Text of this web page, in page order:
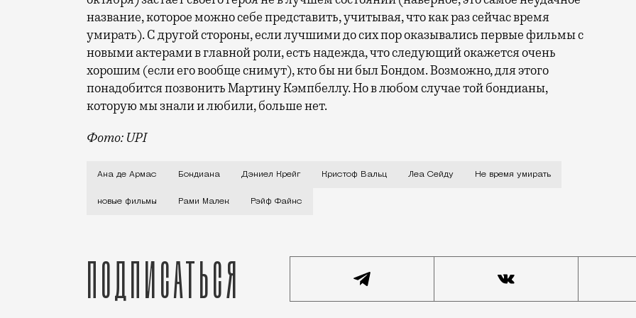
название, которое можно себе представить, учитывая, что как раз сейчас время
умирать). С другой стороны, если лучшими до сих пор оказывались первые фильмы с
новыми актерами в главной роли, есть надежда, что следующий окажется очень
хорошим (если его вообще снимут), кто бы ни был Бондом. Возможно, для этого
понадобится позвонить Мартину Кэмпбеллу. Но в любом случае той бондианы,
которую мы знали и любили, больше нет.
Фото: UPI
Самая старая кинофраншиза (с 1962 года) в последнее время пыталась быть и самой
Ана де Армас Бондиана Дэниел Крейг Кристоф Вальц Леа Сейду Не время умирать
новые фильмы Рами Малек Рэйф Файнс
Подписаться